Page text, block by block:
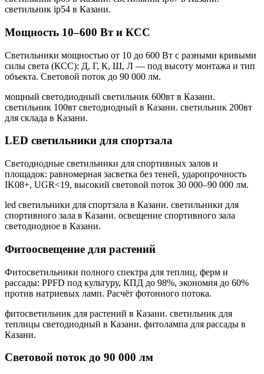
светильник ip54 в Казани.
Мощность 10–600 Вт и КСС
Светильники мощностью от 10 до 600 Вт с разными кривыми
силы света (КСС): Д, Г, К, Ш, Л — под высоту монтажа и тип
объекта. Световой поток до 90 000 лм.
мощный светодиодный светильник 600вт в Казани.
светильник 100вт светодиодный в Казани. светильник 200вт
для склада в Казани.
LED светильники для спортзала
Светодиодные светильники для спортивных залов и
площадок: равномерная засветка без теней, ударопрочность
IK08+, UGR<19, высокий световой поток 30 000–90 000 лм.
led светильники для спортзала в Казани. светильники для
спортивного зала в Казани. освещение спортивного зала
светодиодное в Казани.
Фитоосвещение для растений
Фитосветильники полного спектра для теплиц, ферм и
рассады: PPFD под культуру, КПД до 98%, экономия до 60%
против натриевых ламп. Расчёт фотонного потока.
фитосветильник для растений в Казани. светильник для
теплицы светодиодный в Казани. фитолампа для рассады в
Казани.
Световой поток до 90 000 лм